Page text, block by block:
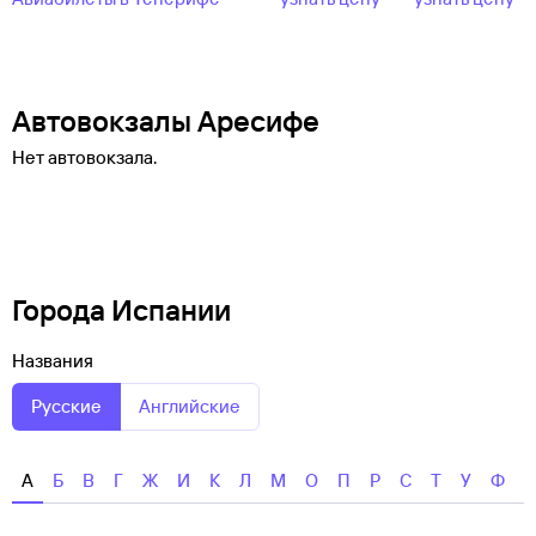
Автовокзалы Аресифе
Нет автовокзала.
Города Испании
Названия
Русские
Английские
А Б В Г Ж И К Л М О П Р С Т У Ф